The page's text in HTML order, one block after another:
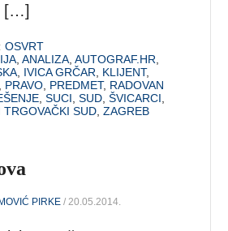
[…]
OSVRT
,ANALIZA ,AUTOGRAF.HR
IVICA GRČAR KLIJENT,
PRAVO PREDMET, RADOVAN
,SUCI ,SUD ,ŠVICARCI
TRGOVAČKI SUD ,ZAGREB
PIRKE / 20.05.2014.